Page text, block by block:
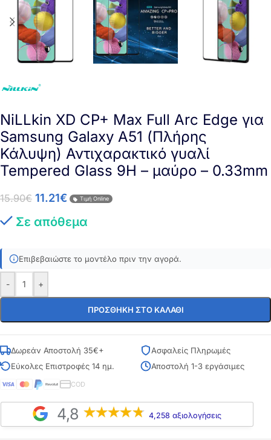
NiLLkin XD CP+ Max Full Arc Edge για
Samsung Galaxy A51 (Πλήρης
Κάλυψη) Αντιχαρακτικό γυαλί
Tempered Glass 9H – μαύρο – 0.33mm
15.90€ 11.21€ Τιμή Online
Σε απόθεμα
Επιβεβαιώστε το μοντέλο πριν την αγορά.
- +
ΠΡΟΣΘΉΚΗ ΣΤΟ ΚΑΛΆΘΙ
Δωρεάν Αποστολή 35€+
Ασφαλείς Πληρωμές
Εύκολες Επιστροφές 14 ημ.
Αποστολή 1-3 εργάσιμες
COD
4,8 4,258 αξιολογήσεις